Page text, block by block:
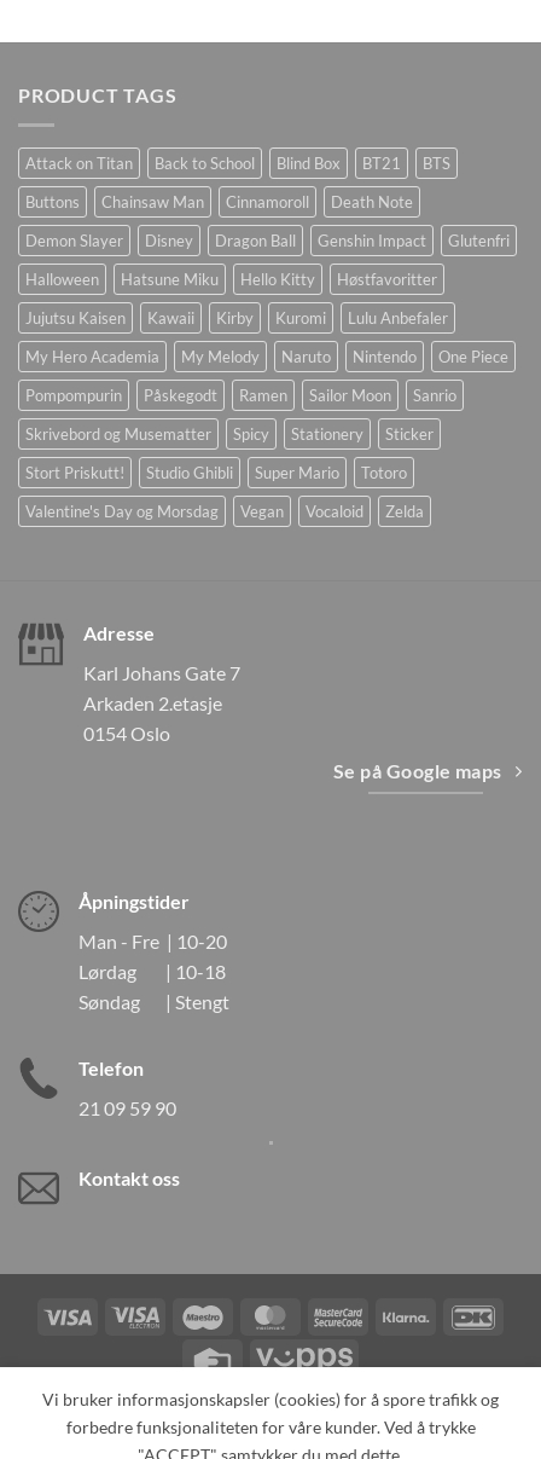
PRODUCT TAGS
Attack on Titan Back to School Blind Box BT21
BTS
Buttons
Chainsaw Man Cinnamoroll
Death Note
Demon Slayer
Disney Dragon Ball Genshin Impact
Glutenfri
Halloween
Hatsune Miku Hello Kitty
Høstfavoritter
Jujutsu Kaisen
Kawaii Kirby Kuromi
Lulu Anbefaler
My Hero Academia
My Melody Naruto Nintendo
One Piece
Pompompurin
Påskegodt Ramen Sailor Moon
Sanrio
Skrivebord og Musematter
Spicy Stationery
Sticker
Stort Priskutt!
Studio Ghibli Super Mario
Totoro
Valentine's Day og Morsdag
Vegan Vocaloid Zelda
Adresse
Karl Johans Gate 7
Arkaden 2.etasje
0154 Oslo
Se på Google maps
Åpningstider
Man - Fre | 10-20
Lørdag | 10-18
Søndag | Stengt
Telefon
21 09 59 90
Kontakt oss
Visa
Visa
Maestro MasterCardMasterCardKlarna
Credit
Vipps
TILBAKEKALLINGER KONTAKT OSS
OM OSS
SPESIALBESTILLING
MIN KONTO ALL PRODUCTS
Vi bruker informasjonskapsler (cookies) for å spore trafikk og
forbedre funksjonaliteten for våre kunder. Ved å trykke
"ACCEPT" samtykker du med dette.